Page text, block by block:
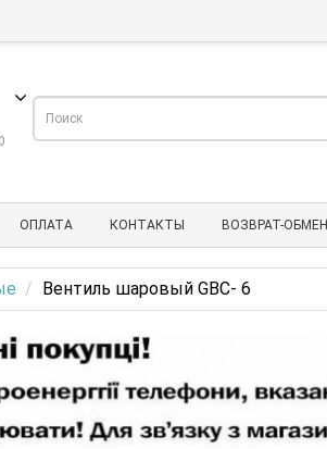
ОПЛАТА КОНТАКТЫ ВОЗВРАТ-ОБМЕН
Вентиль шаровый GBC- 6